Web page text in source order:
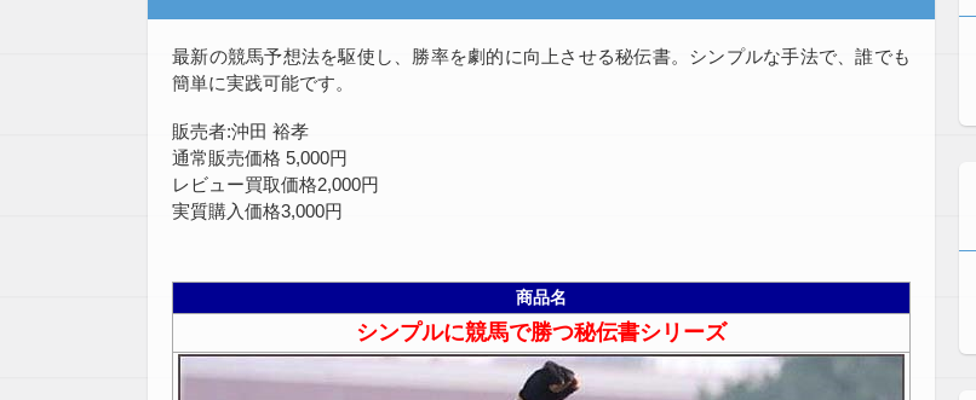
最新の競馬予想法を駆使し、勝率を劇的に向上させる秘伝書。シンプルな手法で、誰でも
簡単に実践可能です。
販売者:沖田 裕孝
通常販売価格 5,000円
レビュー買取価格2,000円
実質購入価格3,000円
商品名
シンプルに競馬で勝つ秘伝書シリーズ